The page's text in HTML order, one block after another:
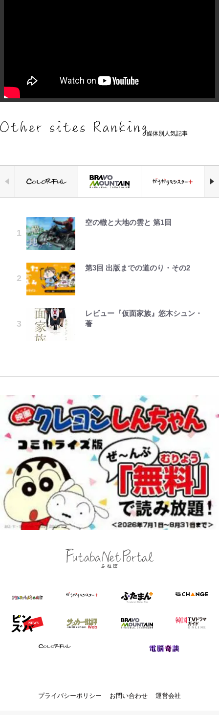
媒体別人気記事
空の轍と大地の雲と 第1回
第3回 出版までの道のり・その2
レビュー『仮面家族』悠木シュン・
著
荒々しい「火山帯」の一端にいるこ
ポ【福島県福島市】
外な結果！「車中泊レポート」
公式-おっさん底辺治癒士と愛娘の
公式-ヒロインが来る前に妊娠しま
えびめしの流儀
オラの引越し物語 サボテン大襲撃
でっかい男になりたいゾ
「自分の絵ごと、このジャンルはそ
映画『ちいかわ』入場者特典「第２
1万円超えも「納得のクオリティ」
『この素晴らしい世界に祝福を！』
｢なんじゃこりゃあああ！｣本田圭
ゃかっけえわ｣
話題！｢試合中とのギャップw｣｢礼
儀正しいイケメンやな」
錦織一清の写真集はなぜ私服なの
藤原紀香が23年間続けるボランテ
千葉雄大、ほっそりイケメン近影に
村上佳菜子、“遠距離結婚”の夫と
黒木啓司が妻・宮崎麗果にDV報
プライバシーポリシー お問い合わせ 運営会社